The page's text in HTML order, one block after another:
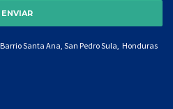
Santa Ana, San Pedro Sula, Honduras